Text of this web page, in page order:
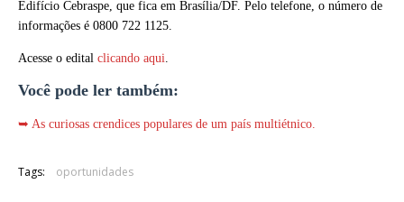
Edifício Cebraspe, que fica em Brasília/DF. Pelo telefone, o número de
informações é 0800 722 1125.
Acesse o edital clicando aqui.
Você pode ler também:
➥ As curiosas crendices populares de um país multiétnico.
Tags: oportunidades